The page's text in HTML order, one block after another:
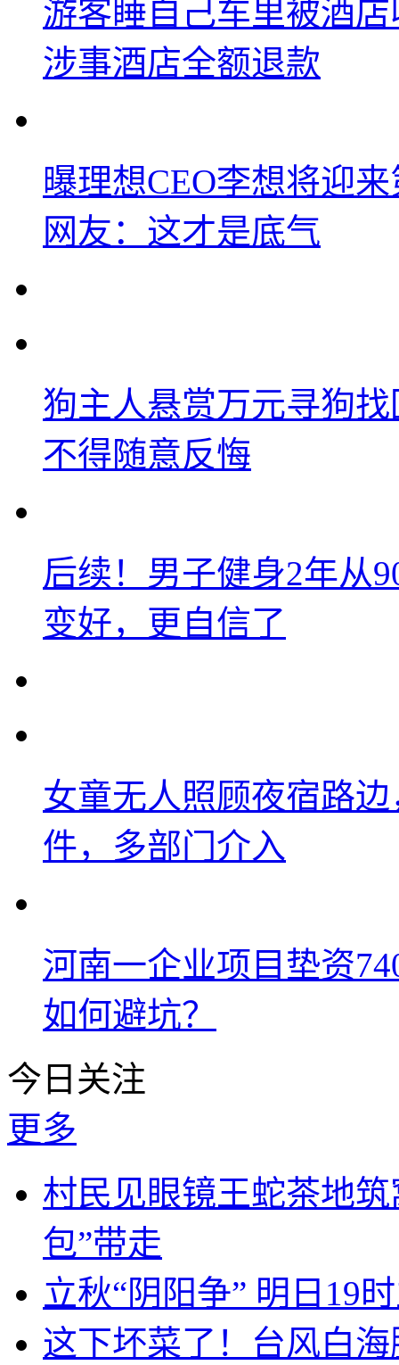
游客睡自己车里被酒
涉事酒店全额退款
曝理想CEO李想将迎
网友：这才是底气
狗主人悬赏万元寻狗
不得随意反悔
后续！男子健身2年从
变好，更自信了
女童无人照顾夜宿路
件，多部门介入
河南一企业项目垫资
如何避坑？
今日关注
更多
村民见眼镜王蛇茶地
包”带走
立秋“阴阳争” 明日19
这下坏菜了！台风白